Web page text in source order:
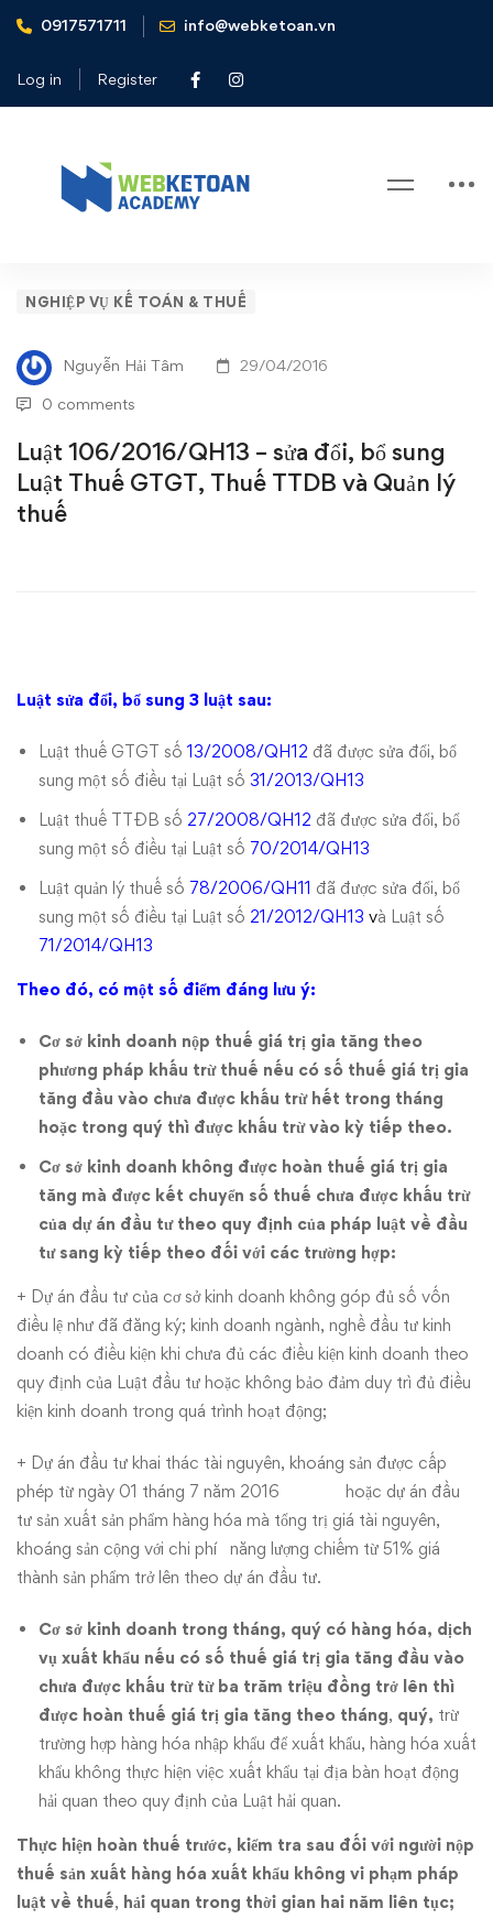
0917571711 info@webketoan.vn
Log in Register
Home
Nghiệp vụ Kế toán & Thuế
Thuế TTDB và Quản lý thuế
Luật
106/2016/QH13
–
sửa
đổi,
Thuế
GTGT,
Thuế
TTDB
và
Quản
lý
thuế
NGHIỆP VỤ KẾ TOÁN & THUẾ
Nguyễn Hải Tâm 29/04/2016
0 comments
Luật 106/2016/QH13 – sửa đổi, bổ sung
Luật Thuế GTGT, Thuế TTDB và Quản lý
thuế
Luật sửa đổi, bổ sung 3 luật sau:
Luật thuế GTGT số13/2008/QH12 đã được sửa đổi, bổ
sung một số điều tại Luật số 31/2013/QH13
Luật thuế TTĐB số 27/2008/QH12 đã được sửa đổi, bổ
sung một số điều tại Luật số 70/2014/QH13
Luật quản lý thuế số 78/2006/QH11 đã được sửa đổi, bổ
sung một số điều tại Luật số 21/2012/QH13 và Luật số
71/2014/QH13
Theo đó, có một số điểm đáng lưu ý:
Cơ sở kinh doanh nộp thuế giá trị gia tăng theo
phương pháp khấu trừ thuế nếu có số thuế giá trị gia
tăng đầu vào chưa được khấu trừ hết trong tháng
hoặc trong quý thì được khấu trừ vào kỳ tiếp theo.
Cơ sở kinh doanh không được hoàn thuế giá trị gia
tăng mà được kết chuyển số thuế chưa được khấu trừ
của dự án đầu tư theo quy định của pháp luật về đầu
tư sang kỳ tiếp theo đối với các trường hợp:
+ Dự án đầu tư của cơ sở kinh doanh không góp đủ số vốn
điều lệ như đã đăng ký; kinh doanh ngành, nghề đầu tư kinh
doanh có điều kiện khi chưa đủ các điều kiện kinh doanh theo
quy định của Luật đầu tư hoặc không bảo đảm duy trì đủ điều
kiện kinh doanh trong quá trình hoạt động;
+ Dự án đầu tư khai thác tài nguyên, khoáng sản được cấp
phép từ ngày 01 tháng 7 năm 2016 hoặc dự án đầu
tư sản xuất sản phẩm hàng hóa mà tổng trị giá tài nguyên,
khoáng sản cộng với chi phí năng lượng chiếm từ 51% giá
thành sản phẩm trở lên theo dự án đầu tư.
Cơ sở kinh doanh trong tháng, quý có hàng hóa, dịch
vụ xuất khẩu nếu có số thuế giá trị gia tăng đầu vào
chưa được khấu trừ từ ba trăm triệu đồng trở lên thì
được hoàn thuế giá trị gia tăng theo tháng, quý, trừ
trường hợp hàng hóa nhập khẩu để xuất khẩu, hàng hóa xuất
khẩu không thực hiện việc xuất khẩu tại địa bàn hoạt động
hải quan theo quy định của Luật hải quan.
Thực hiện hoàn thuế trước, kiểm tra sau đối với người nộp
thuế sản xuất hàng hóa xuất khẩu không vi phạm pháp
luật về thuế, hải quan trong thời gian hai năm liên tục;